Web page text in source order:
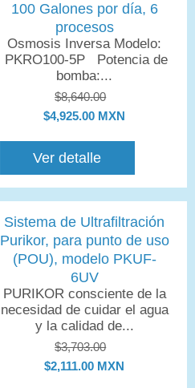
100 Galones por día, 6
procesos
Osmosis Inversa Modelo:
PKRO100-5P Potencia de
bomba:...
$8,640.00
$4,925.00 MXN
Ver detalle
Sistema de Ultrafiltración
Purikor, para punto de uso
(POU), modelo PKUF-
6UV
PURIKOR consciente de la
necesidad de cuidar el agua
y la calidad de...
$3,703.00
$2,111.00 MXN